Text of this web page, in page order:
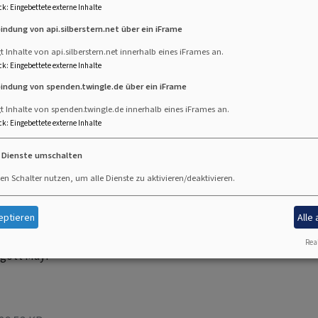
Orchesterkonzert
20 Uhr
Kaufbeuren
Sopran
Alt
Tenor
Baß
Augsburg
Bernhard Kratzer, Stuttgart
Mayr
: Eingebettete externe Inhalte
von api.silberstern.net über ein iFrame
Inhalte von api.silberstern.net innerhalb eines iFrames an.
: Eingebettete externe Inhalte
von spenden.twingle.de über ein iFrame
Inhalte von spenden.twingle.de innerhalb eines iFrames an.
: Eingebettete externe Inhalte
umschalten
Schalter nutzen, um alle Dienste zu aktivieren/deaktivieren.
Alle